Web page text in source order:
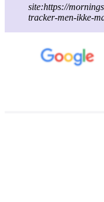
site:https://
tracker-men-ikke-